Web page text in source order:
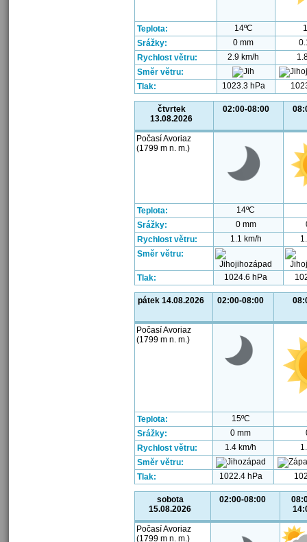
Teplota: 14ºC
Srážky:
0 mm
Rychlost větru:
2.9 km/h
Směr větru:
Tlak:
1023.3 hPa
čtvrtek
13.08.2026
02:00-08:00
Počasí Avoriaz
(1799 m n. m.)
Teplota: 14ºC
Srážky:
0 mm
Rychlost větru:
1.1 km/h
Směr větru:
Tlak: 1024.6 hPa
pátek 14.08.2026 02:00-08:00
Počasí Avoriaz
(1799 m n. m.)
Teplota: 15ºC
Srážky:
0 mm
Rychlost větru:
1.4 km/h
Směr větru:
Tlak:
1022.4 hPa
sobota
15.08.2026
02:00-08:00
Počasí Avoriaz
(1799 m n. m.)